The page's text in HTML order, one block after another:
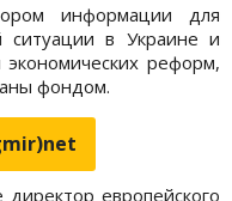
информации для
ситуации в Украине и
реформ,
фондом.
европейского